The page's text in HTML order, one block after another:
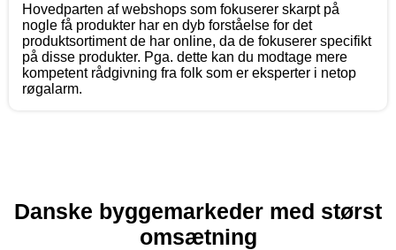
Hovedparten af webshops som fokuserer skarpt på
nogle få produkter har en dyb forståelse for det
produktsortiment de har online, da de fokuserer specifikt
på disse produkter. Pga. dette kan du modtage mere
kompetent rådgivning fra folk som er eksperter i netop
røgalarm.
Danske byggemarkeder med størst
omsætning